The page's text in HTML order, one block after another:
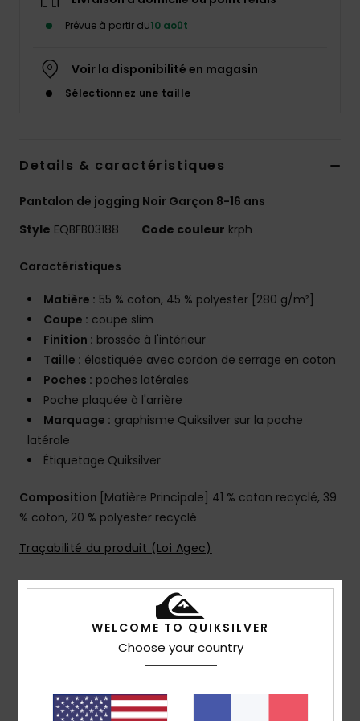
Prévue à partir du10 août
Voir la disponibilité en magasin
Sélectionnez une taille
Details & caractéristiques
Pantalon de jogging Noir Garçon 8-16 ans
Style EQBFB03188 Code couleur krph
Caractéristiques
Matière : 55 % coton, 45 % polyester [280 g/m²]
Coupe : coupe slim
Finition : brossée à l'intérieur
Taille : élastiquée avec cordon de serrage en coton
Poches : poches latérales
Poche plaquée à l'arrière
Marquage : graphisme Quiksilver sur la poche
latérale
Étiquetage Quiksilver
Composition [Matière Principale] 41 % coton recyclé, 39
% coton, 20 % polyester recyclé
Traçabilité du produit (Loi Agec)
Livraison & Retours
WELCOME TO QUIKSILVER
Choose your country